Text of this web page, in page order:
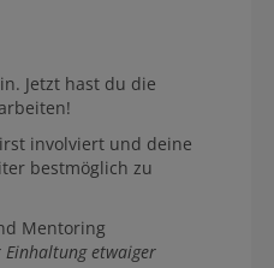
Jetzt hast du die
involviert und deine
bestmöglich zu
Mentoring
Einhaltung etwaiger